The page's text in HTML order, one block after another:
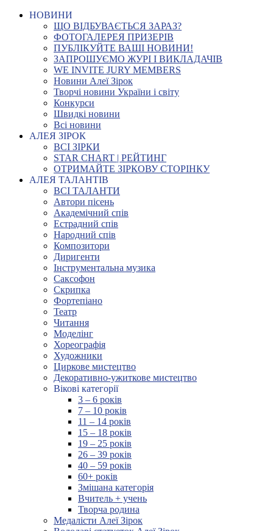
НОВИНИ
ЩО ВІДБУВАЄТЬСЯ ЗАРАЗ?
ФОТОГАЛЕРЕЯ ПРИЗЕРІВ
ПУБЛІКУЙТЕ ВАШІ НОВИНИ!
ЗАПРОШУЄМО ЖУРІ І ВИКЛАДАЧІВ
WE INVITE JURY MEMBERS
Новини Алеї Зірок
Творчі новини України і світу
Конкурси
Швидкі новини
Всі новини
АЛЕЯ ЗІРОК
ВСІ ЗІРКИ
STAR CHART | РЕЙТИНГ
ОТРИМАЙТЕ ЗІРКОВУ СТОРІНКУ
АЛЕЯ ТАЛАНТІВ
ВСІ ТАЛАНТИ
Автори пісень
Академічний спів
Естрадний спів
Народний спів
Композитори
Диригенти
Інструментальна музика
Саксофон
Скрипка
Фортепіано
Театр
Читання
Моделінг
Хореографія
Художники
Циркове мистецтво
Декоративно-ужиткове мистецтво
Вікові категорії
3 – 6 років
7 – 10 років
11 – 14 років
15 – 18 років
19 – 25 років
26 – 39 років
40 – 59 років
60+ років
Змішана категорія
Вчитель + учень
Творча родина
Медалісти Алеї Зірок